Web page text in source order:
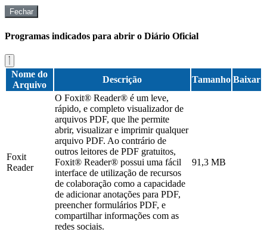
Fechar
Programas indicados para abrir o Diário Oficial
Nome do
Arquivo
Descrição Tamanho Baixar
Foxit
Reader
O Foxit® Reader® é um leve,
rápido, e completo visualizador de
arquivos PDF, que lhe permite
abrir, visualizar e imprimir qualquer
arquivo PDF. Ao contrário de
outros leitores de PDF gratuitos,
Foxit® Reader® possui uma fácil
interface de utilização de recursos
de colaboração como a capacidade
de adicionar anotações para PDF,
preencher formulários PDF, e
compartilhar informações com as
redes sociais.
91,3 MB